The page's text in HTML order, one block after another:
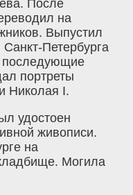
После
на
Выпустил
Петербурга
последующие
портреты
Николая I.
удостоен
живописи.
на
Могила